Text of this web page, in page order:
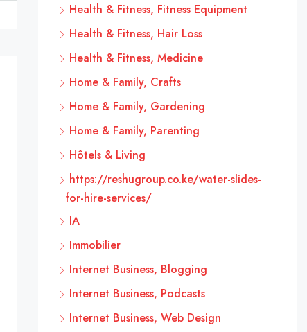
Health & Fitness, Fitness Equipment
Health & Fitness, Hair Loss
Health & Fitness, Medicine
Home & Family, Crafts
Home & Family, Gardening
Home & Family, Parenting
Hôtels & Living
https://reshugroup.co.ke/water-slides-
for-hire-services/
IA
Immobilier
Internet Business, Blogging
Internet Business, Podcasts
Internet Business, Web Design